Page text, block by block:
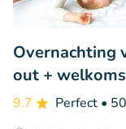
Overnachting
out +
9.7 Perfect •